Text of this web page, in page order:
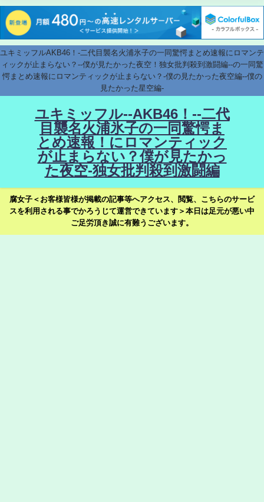
ユキミッフルAKB46！-二代目襲名火浦氷子の一同驚愕まとめ速報にロマンテ
ィックが止まらない？--僕が見たかった夜空！独女批判殺到激闘編--の一同驚
愕まとめ速報にロマンティックが止まらない？-僕の見たかった夜空編--僕の
見たかった星空編-
ユキミッフル--AKB46！--二代
目襲名火浦氷子の一同驚愕ま
とめ速報！にロマンティック
が止まらない？僕が見たかっ
た夜空-独女批判殺到激闘編
腐女子＜お客様皆様が掲載の記事等へアクセス、閲覧、こちらのサービ
スを利用される事でかろうじて運営できています＞本日は足元が悪い中
ご足労頂き誠に有難うございます。